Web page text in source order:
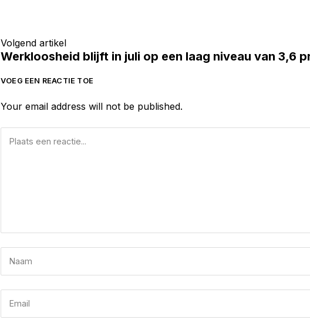
Volgend artikel
Werkloosheid blijft in juli op een laag niveau van 3,6
VOEG EEN REACTIE TOE
Your email address will not be published.